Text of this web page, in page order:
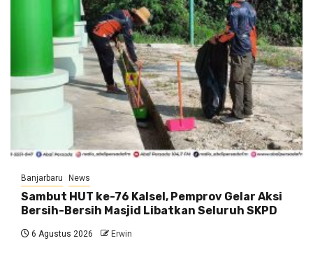
Banjarbaru News
Sambut HUT ke-76 Kalsel, Pemprov Gelar Aksi
Bersih-Bersih Masjid Libatkan Seluruh SKPD
6 Agustus 2026 Erwin